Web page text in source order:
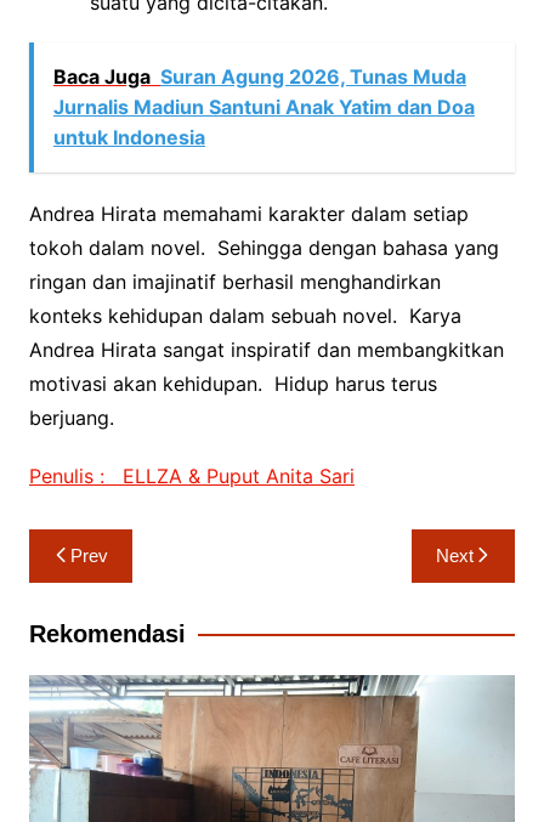
Baca Juga Suran Agung 2026, Tunas Muda
Jurnalis Madiun Santuni Anak Yatim dan Doa
untuk Indonesia
Andrea Hirata memahami karakter dalam setiap
tokoh dalam novel. Sehingga dengan bahasa yang
ringan dan imajinatif berhasil menghandirkan
konteks kehidupan dalam sebuah novel. Karya
Andrea Hirata sangat inspiratif dan membangkitkan
motivasi akan kehidupan. Hidup harus terus
berjuang.
Penulis : ELLZA & Puput Anita Sari
Navigasi
pos
Prev Next
Rekomendasi